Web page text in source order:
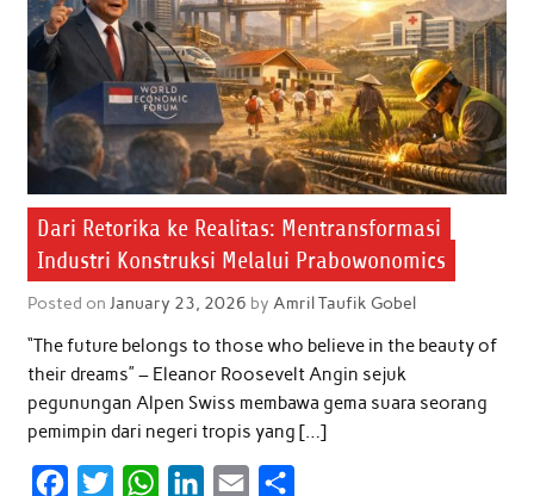
Dari Retorika ke Realitas: Mentransformasi
Industri Konstruksi Melalui Prabowonomics
Posted on January 23, 2026 by Amril Taufik Gobel
“The future belongs to those who believe in the beauty of
their dreams” – Eleanor Roosevelt Angin sejuk
pegunungan Alpen Swiss membawa gema suara seorang
pemimpin dari negeri tropis yang […]
W